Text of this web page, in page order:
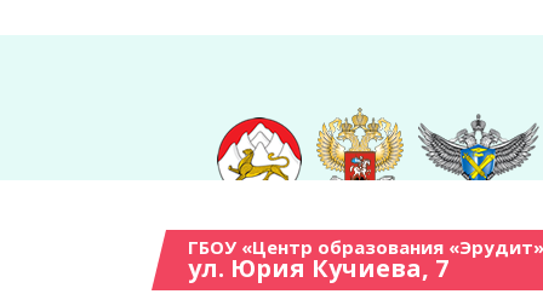
ГБОУ «Центр образования
ул. Юрия Кучиева, 7